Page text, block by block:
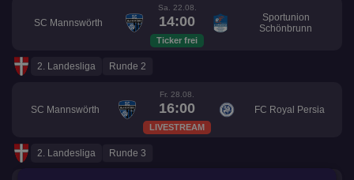
SC Mannswörth
Sa. 22.08.
14:00
Ticker frei
Sportunion
Schönbrunn
2. Landesliga Runde 2
SC Mannswörth
Fr. 28.08.
16:00
LIVESTREAM
FC Royal Persia
2. Landesliga Runde 3